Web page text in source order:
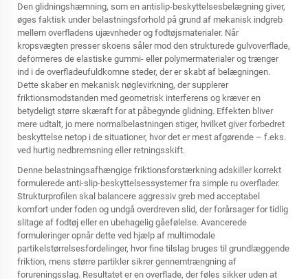
Den glidningshæmning, som en antislip-beskyttelsesbelægning giver,
øges faktisk under belastningsforhold på grund af mekanisk indgreb
mellem overfladens ujævnheder og fodtøjsmaterialer. Når
kropsvægten presser skoens såler mod den strukturede gulvoverflade,
deformeres de elastiske gummi- eller polymermaterialer og trænger
ind i de overfladeufuldkomne steder, der er skabt af belægningen.
Dette skaber en mekanisk nøglevirkning, der supplerer
friktionsmodstanden med geometrisk interferens og kræver en
betydeligt større skæraft for at påbegynde glidning. Effekten bliver
mere udtalt, jo mere normalbelastningen stiger, hvilket giver forbedret
beskyttelse netop i de situationer, hvor det er mest afgørende – f.eks.
ved hurtig nedbremsning eller retningsskift.
Denne belastningsafhængige friktionsforstærkning adskiller korrekt
formulerede anti-slip-beskyttelsessystemer fra simple ru overflader.
Strukturprofilen skal balancere aggressiv greb med acceptabel
komfort under foden og undgå overdreven slid, der forårsager for tidlig
slitage af fodtøj eller en ubehagelig gåefølelse. Avancerede
formuleringer opnår dette ved hjælp af multimodale
partikelstørrelsesfordelinger, hvor fine tilslag bruges til grundlæggende
friktion, mens større partikler sikrer gennemtrængning af
forureningsslag. Resultatet er en overflade, der føles sikker uden at